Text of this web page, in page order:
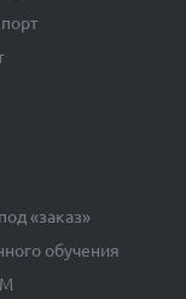
«заказ»
обучения